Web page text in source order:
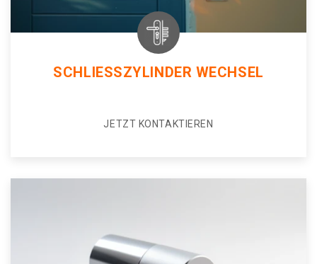
SCHLIESSZYLINDER WECHSEL
JETZT KONTAKTIEREN